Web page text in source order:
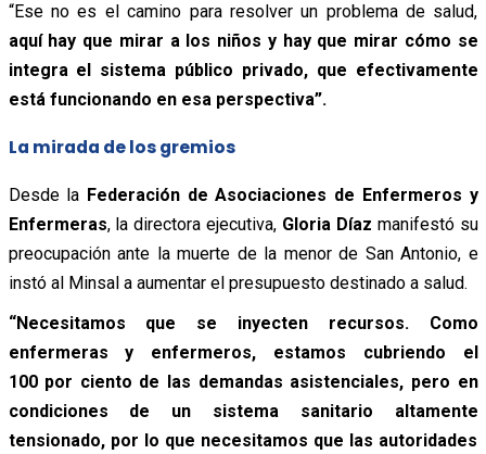
“Ese no es el camino para resolver un problema de salud,
aquí hay que mirar a los niños y hay que mirar cómo se
integra el sistema público privado, que efectivamente
está funcionando en esa perspectiva”.
La mirada de los gremios
Desde la Federación de Asociaciones de Enfermeros y
Enfermeras, la directora ejecutiva, Gloria Díaz manifestó su
preocupación ante la muerte de la menor de San Antonio, e
instó al Minsal a aumentar el presupuesto destinado a salud.
“Necesitamos que se inyecten recursos. Como
enfermeras y enfermeros, estamos cubriendo el
100 por ciento de las demandas asistenciales, pero en
condiciones de un sistema sanitario altamente
tensionado, por lo que necesitamos que las autoridades